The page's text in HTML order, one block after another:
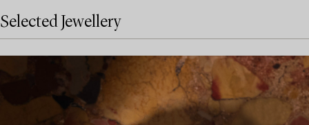
Selected Jewellery